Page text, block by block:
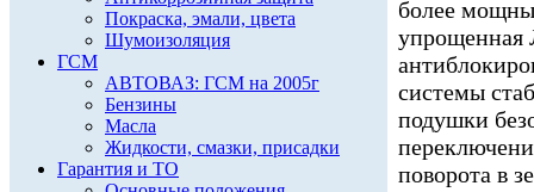
Покраска, эмали, цвета
Шумоизоляция
ГСМ
АВТОВАЗ: ГСМ на 2005г
Бензины
Масла
Жидкости, смазки, присадки
Гарантия и ТО
более
упрощенная
системы
подушки
поворота в